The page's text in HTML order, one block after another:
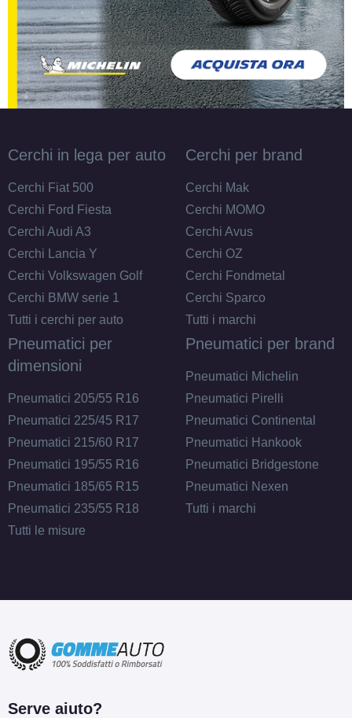
Cerchi in lega per auto
Cerchi Fiat 500
Cerchi Ford Fiesta
Cerchi Audi A3
Cerchi Lancia Y
Cerchi Volkswagen Golf
Cerchi BMW serie 1
Tutti i cerchi per auto
Cerchi per brand
Cerchi Mak
Cerchi MOMO
Cerchi Avus
Cerchi OZ
Cerchi Fondmetal
Cerchi Sparco
Tutti i marchi
Pneumatici per
dimensioni
Pneumatici 205/55 R16
Pneumatici 225/45 R17
Pneumatici 215/60 R17
Pneumatici 195/55 R16
Pneumatici 185/65 R15
Pneumatici 235/55 R18
Tutti le misure
Pneumatici per brand
Pneumatici Michelin
Pneumatici Pirelli
Pneumatici Continental
Pneumatici Hankook
Pneumatici Bridgestone
Pneumatici Nexen
Tutti i marchi
Serve aiuto?